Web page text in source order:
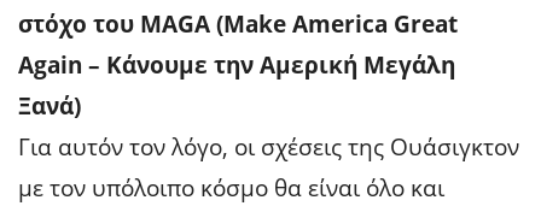
στόχο του MAGA (Make America Great
Again – Κάνουμε την Αμερική Μεγάλη
Ξανά)
Για αυτόν τον λόγο, οι σχέσεις της Ουάσιγκτον
με τον υπόλοιπο κόσμο θα είναι όλο και